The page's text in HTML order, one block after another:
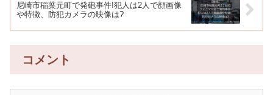
尼崎市稲葉元町で発砲事件!犯人は2人で顔画像
や特徴、防犯カメラの映像は?
コメント